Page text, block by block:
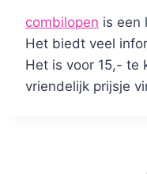
combilopen is een
Het biedt veel
Het is voor 15,- te
vriendelijk prijsje